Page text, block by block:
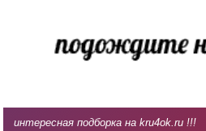
интересная подборка на kru4ok.ru !!!